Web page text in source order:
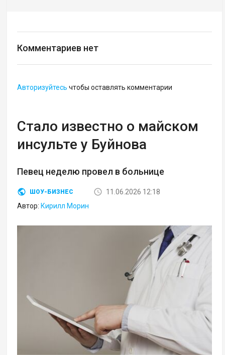
Комментариев нет
Авторизуйтесь чтобы оставлять комментарии
Стало известно о майском
инсульте у Буйнова
Певец неделю провел в больнице
ШОУ-БИЗНЕС
11.06.2026 12:18
Автор: Кирилл Морин